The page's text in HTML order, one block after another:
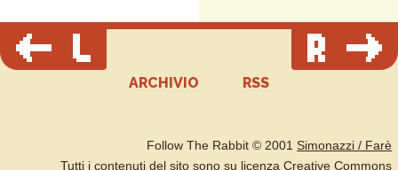
ARCHIVIO RSS
Follow The Rabbit © 2001Simonazzi / Farè
Tutti i contenuti del sito sono su licenza Creative Commons